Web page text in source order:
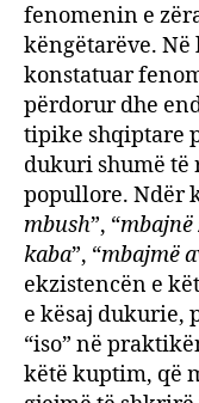
fenomenin e
këngëtarëve. Në
konstatuar
përdorur dhe
tipike shqiptare
dukuri shumë të
popullore. Ndër
mbush”, “mbajnë
kaba”, “mbajmë
ekzistencën e
e kësaj dukurie,
“iso” në
këtë kuptim, që